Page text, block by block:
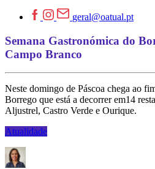
geral@oatual.pt
Semana Gastronómica do
Campo Branco
Neste domingo de Páscoa chega ao
Borrego que está a decorrer em14
Aljustrel, Castro Verde e Ourique.
Atualidade